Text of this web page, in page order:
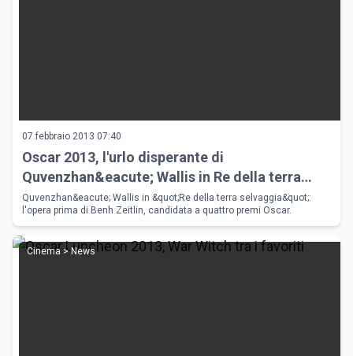
07 febbraio 2013 07:40
Oscar 2013, l'urlo disperante di
Quvenzhan&eacute; Wallis in Re della terra
selvaggia: opera prima di Benh Zeitlin
Quvenzhan&eacute; Wallis in &quot;Re della terra selvaggia&quot;:
l'opera prima di Benh Zeitlin, candidata a quattro premi Oscar.
Cinema > News